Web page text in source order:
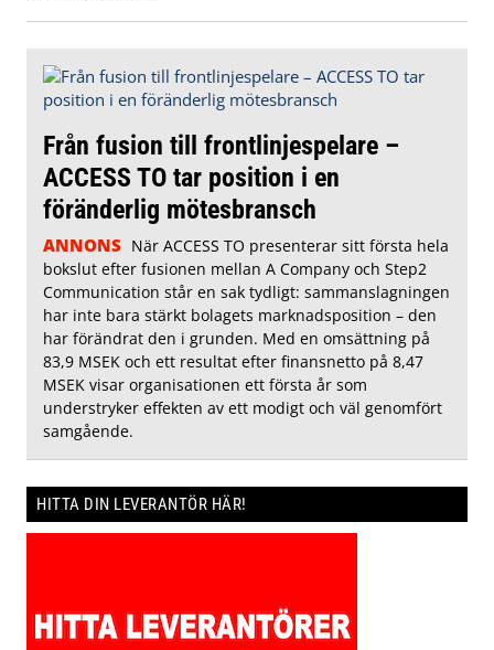
Från fusion till frontlinjespelare –
ACCESS TO tar position i en
föränderlig mötesbransch
ANNONS När ACCESS TO presenterar sitt första hela
bokslut efter fusionen mellan A Company och Step2
Communication står en sak tydligt: sammanslagningen
har inte bara stärkt bolagets marknadsposition – den
har förändrat den i grunden. Med en omsättning på
83,9 MSEK och ett resultat efter finansnetto på 8,47
MSEK visar organisationen ett första år som
understryker effekten av ett modigt och väl genomfört
samgående.
HITTA DIN LEVERANTÖR HÄR!